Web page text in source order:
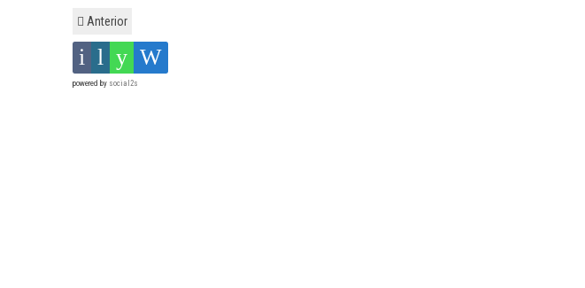
Anterior
powered by social2s